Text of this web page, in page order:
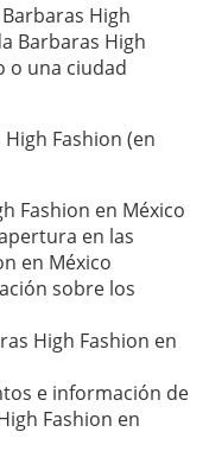
High
Barbaras High
o una ciudad
Fashion (en
Fashion en México
en las
en México
sobre los
High Fashion en
e información de
Fashion en